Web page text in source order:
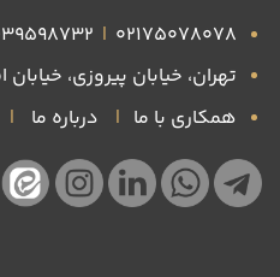
۰۲۱۷۵۰۷۸۰۷۸ |
تهران، خیابان پیروزی، خیابان
همکاری با ما | درباره ما |